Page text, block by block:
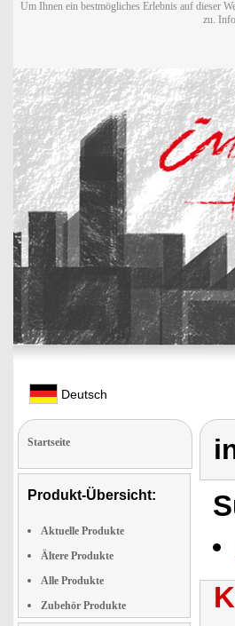
Um Ihnen ein bestmögliches Erlebnis auf dieser
zu.
Deutsch
Startseite
Produkt-Übersicht:
Aktuelle Produkte
Ältere Produkte
Alle Produkte
Zubehör Produkte